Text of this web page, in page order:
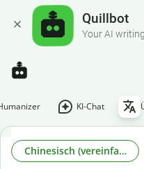
Quillbot
Your AI
KI-Chat
Chinesisch (vereinfacht)